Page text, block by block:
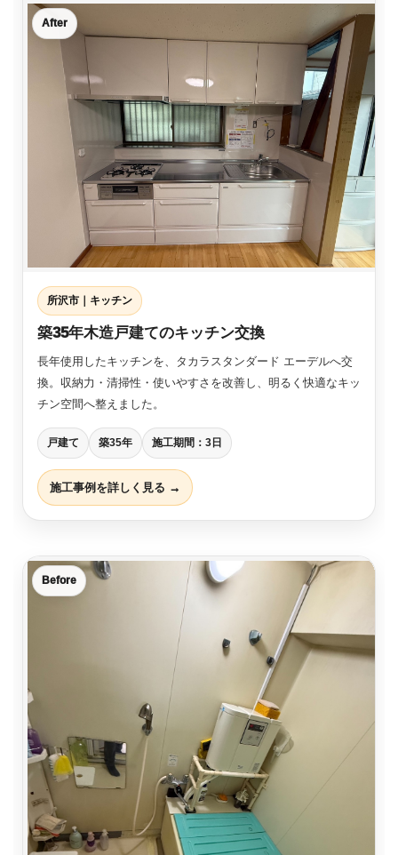
After
所沢市｜キッチン
築35年木造戸建てのキッチン交換
長年使用したキッチンを、タカラスタンダード エーデルへ交
換。収納力・清掃性・使いやすさを改善し、明るく快適なキッ
チン空間へ整えました。
戸建て 築35年 施工期間：3日
施工事例を詳しく見る →
Before